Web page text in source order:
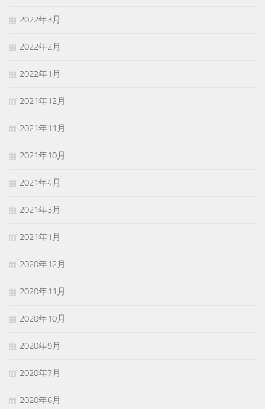
2022年3月
2022年2月
2022年1月
2021年12月
2021年11月
2021年10月
2021年4月
2021年3月
2021年1月
2020年12月
2020年11月
2020年10月
2020年9月
2020年7月
2020年6月